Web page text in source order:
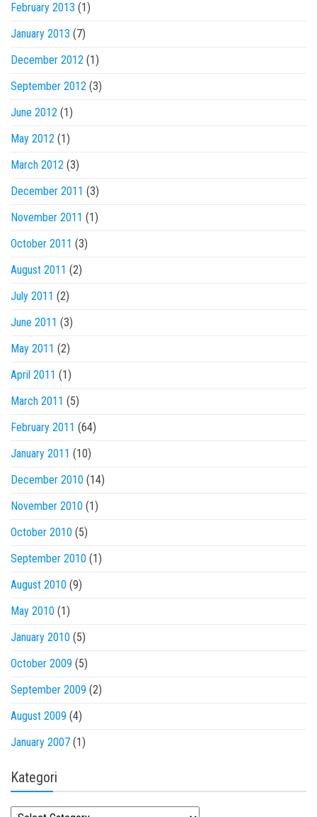
February 2013 (1)
January 2013 (7)
December 2012 (1)
September 2012 (3)
June 2012 (1)
May 2012 (1)
March 2012 (3)
December 2011 (3)
November 2011 (1)
October 2011 (3)
August 2011 (2)
July 2011 (2)
June 2011 (3)
May 2011 (2)
April 2011 (1)
March 2011 (5)
February 2011 (64)
January 2011 (10)
December 2010 (14)
November 2010 (1)
October 2010 (5)
September 2010 (1)
August 2010 (9)
May 2010 (1)
January 2010 (5)
October 2009 (5)
September 2009 (2)
August 2009 (4)
January 2007 (1)
Kategori